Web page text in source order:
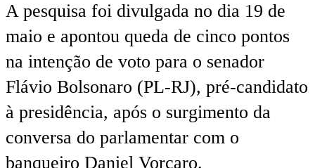
A pesquisa foi divulgada no dia 19 de
maio e apontou queda de cinco pontos
na intenção de voto para o senador
Flávio Bolsonaro (PL-RJ), pré-candidato
à presidência, após o surgimento da
conversa do parlamentar com o
banqueiro Daniel Vorcaro.